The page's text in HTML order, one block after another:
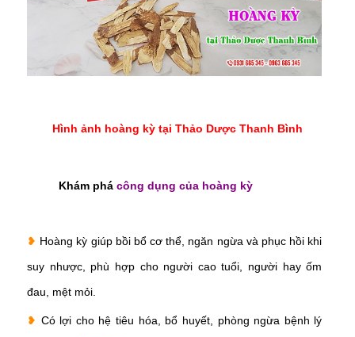
Hình ảnh hoàng kỳ tại Thảo Dược Thanh Bình
Khám phá công dụng của hoàng kỳ
❥ Hoàng kỳ giúp bồi bổ cơ thể, ngăn ngừa và phục hồi khi
suy nhược, phù hợp cho người cao tuổi, người hay ốm
đau, mệt mỏi.
❥ Có lợi cho hệ tiêu hóa, bổ huyết, phòng ngừa bệnh lý